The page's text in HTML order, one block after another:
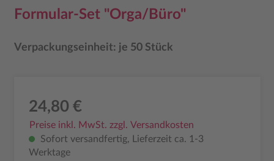
Formular-Set "Orga/Büro"
Verpackungseinheit: je 50 Stück
24,80 €
Preise inkl. MwSt. zzgl. Versandkosten
Sofort versandfertig, Lieferzeit ca. 1-3
Werktage